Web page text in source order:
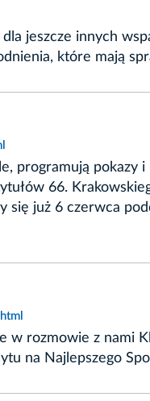
jeszcze innych
które mają
programują pokazy
66.
już 6 czerwca
w rozmowie z nami
na Najlepszego